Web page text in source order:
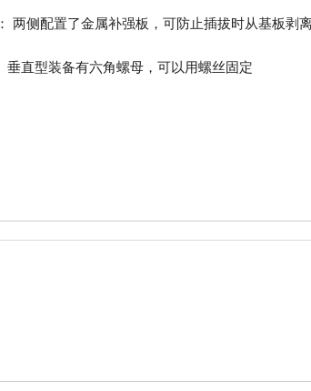
： 两侧配置了金属补强板，可防止插拔时从基板剥
垂直型装备有六角螺母，可以用螺丝固定